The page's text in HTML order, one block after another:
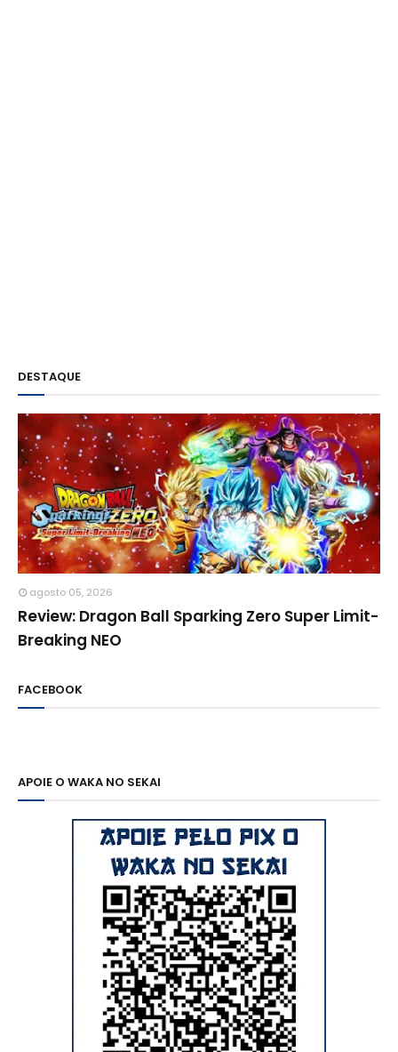
DESTAQUE
agosto 05, 2026
Review: Dragon Ball Sparking Zero Super Limit-
Breaking NEO
FACEBOOK
APOIE O WAKA NO SEKAI